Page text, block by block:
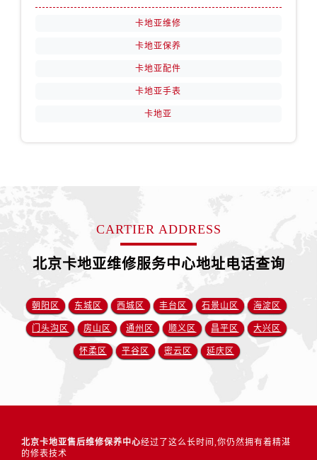
卡地亚维修
卡地亚保养
卡地亚配件
卡地亚手表
卡地亚
CARTIER ADDRESS
北京卡地亚维修服务中心地址电话查询
朝阳区 东城区 西城区 丰台区 石景山区 海淀区
门头沟区 房山区 通州区 顺义区 昌平区 大兴区
怀柔区 平谷区 密云区 延庆区
北京卡地亚售后维修保养中心经过了这么长时间,你仍然拥有着精湛
的修表技术